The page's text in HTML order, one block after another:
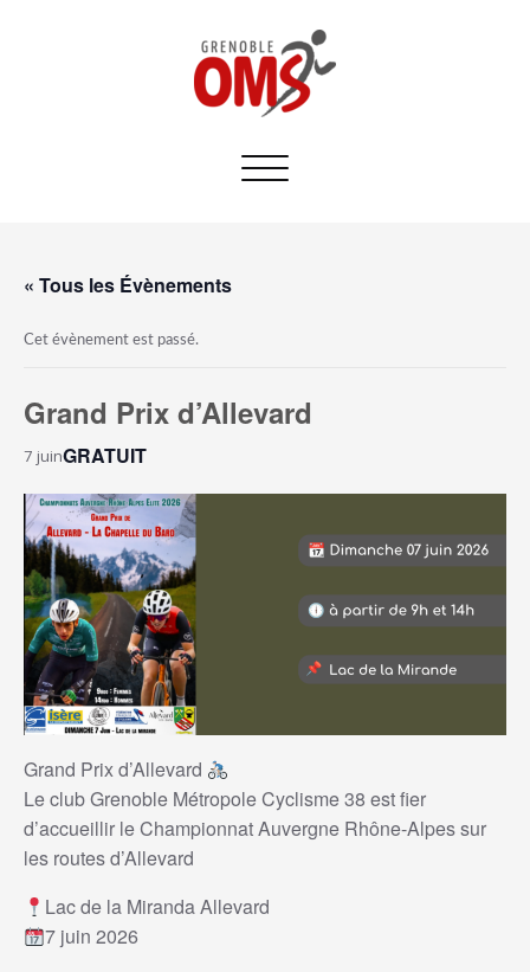
Afficher/masquer
« Tous les Évènements
Cet évènement est passé.
Grand Prix d’Allevard
7 juinGRATUIT
Grand Prix d’Allevard
Le club Grenoble Métropole Cyclisme 38 est fier
d’accueillir le Championnat Auvergne Rhône-Alpes sur
les routes d’Allevard
Lac de la Miranda Allevard
7 juin 2026